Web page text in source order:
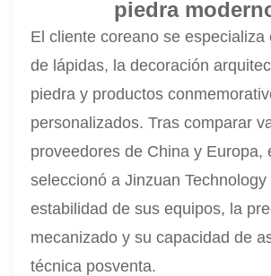
piedra
El cliente coreano se especializa
de lápidas, la decoración
piedra y productos
personalizados. Tras comparar
proveedores de China y Europa,
seleccionó a Jinzuan Technology
estabilidad de sus equipos, la
mecanizado y su capacidad de
técnica posventa.